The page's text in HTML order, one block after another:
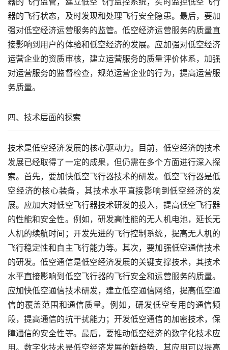
器的飞行状态，及时发现和处理飞行安全隐患。最后，要加
强对低空经济运营服务的监管。低空经济运营服务的质量直
接影响到用户的体验和低空经济的发展。应加强对低空经济
运营企业的资质审核，建立运营服务的质量评价体系，加强
对运营服务的监督检查，规范运营企业的行为，提高运营服
务质量。
四、技术层面的探索
技术是低空经济发展的核心驱动力。目前，低空经济的技术
发展已经取得了一定的成果，但仍需在多个方面进行深入探
索。首先，要加快低空飞行器技术的研发。低空飞行器是低
空经济的核心装备，其技术水平直接影响到低空经济的发
展。应加大对低空飞行器技术研发的投入，提高低空飞行器
的性能和安全性。例如，研发高性能的无人机电池，延长无
人机的续航时间；开发先进的飞行控制系统，提高无人机的
飞行稳定性和自主飞行能力等。其次，要加强低空通信技术
的研发。低空通信是低空经济发展的关键支撑技术，其技术
水平直接影响到低空飞行器的飞行安全和运营服务的质量。
应加快低空通信技术研发，建立低空通信网络，提高低空通
信的覆盖范围和通信质量。例如，研发低空专用的通信频
段，提高通信的抗干扰能力；开发低空通信的加密技术，保
障通信的安全性等。最后，要推动低空经济的数字化技术应
用。数字化技术是低空经济发展的新趋势，其应用可以提高